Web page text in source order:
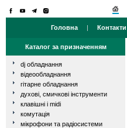
Головна | Контакти
Каталог за призначенням
dj обладнання
відеообладнання
гітарне обладнання
духові, смичкові інструменти
клавішні і midi
комутація
мікрофони та радіосистеми